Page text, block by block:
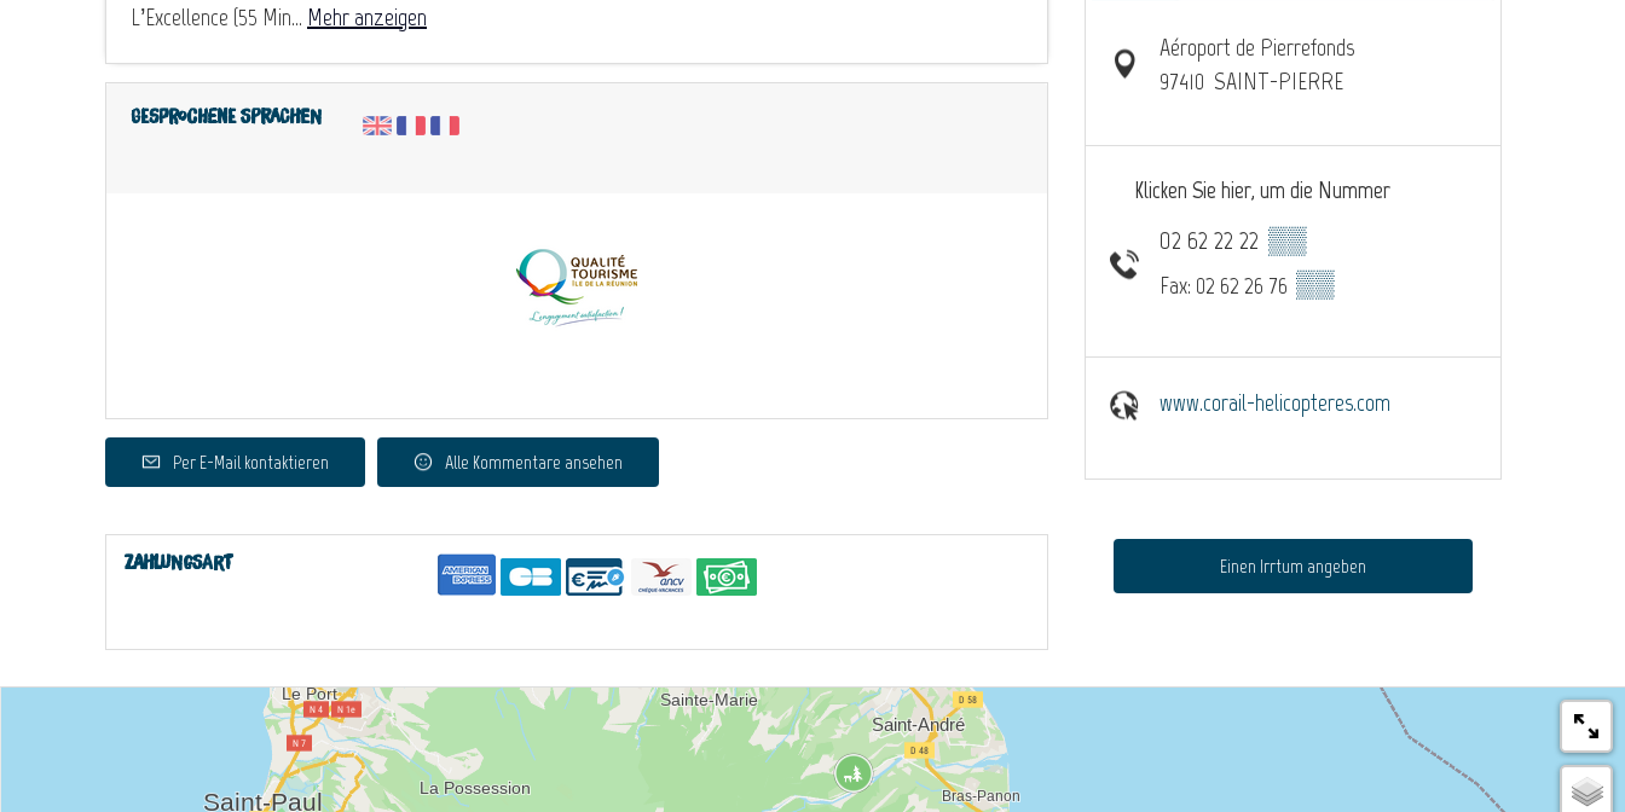
L’Excellence (55 Min... Mehr anzeigen
Gesprochene Sprachen
Per E-Mail kontaktieren Alle Kommentare ansehen
Zahlungsart
Aéroport de Pierrefonds
97410 SAINT-PIERRE
Klicken Sie hier, um die Nummer
02 62 22 22 ▒▒
Fax: 02 62 26 76 ▒▒
www.corail-helicopteres.com
Einen Irrtum angeben